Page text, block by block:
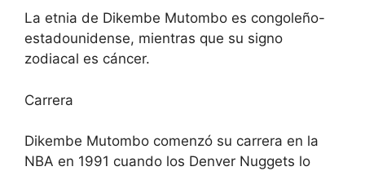
La etnia de Dikembe Mutombo es congoleño-
estadounidense, mientras que su signo
zodiacal es cáncer.
Carrera
Dikembe Mutombo comenzó su carrera en la
NBA en 1991 cuando los Denver Nuggets lo